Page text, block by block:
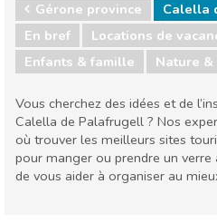
Gérone province
Calella
En bref
Locations de
Enfants & famille
Nature
Vous cherchez des idées et de
Calella de Palafrugell ? Nos
où trouver les meilleurs sites
pour manger ou prendre un
de vous aider à organiser au